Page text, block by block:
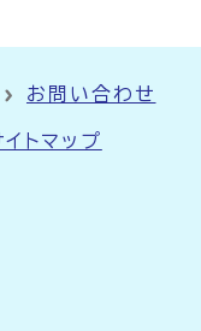
お問い合わせ
イトマップ